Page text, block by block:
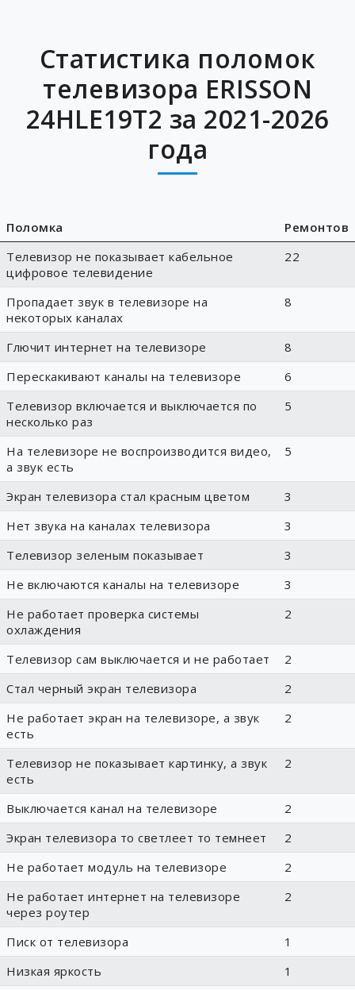
Статистика поломок
телевизора ERISSON
24HLE19T2 за 2021-2026
года
Поломка
Ремонтов
Телевизор не показывает кабельное
цифровое телевидение
22
Пропадает звук в телевизоре на
некоторых каналах
8
Глючит интернет на телевизоре
8
Перескакивают каналы на телевизоре
6
Телевизор включается и выключается по
несколько раз
5
На телевизоре не воспроизводится видео,
а звук есть
5
Экран телевизора стал красным цветом
3
Нет звука на каналах телевизора
3
Телевизор зеленым показывает
3
Не включаются каналы на телевизоре
3
Не работает проверка системы
охлаждения
2
Телевизор сам выключается и не работает
2
Стал черный экран телевизора
2
Не работает экран на телевизоре, а звук
есть
2
Телевизор не показывает картинку, а звук
есть
2
Выключается канал на телевизоре
2
Экран телевизора то светлеет то темнеет
2
Не работает модуль на телевизоре
2
Не работает интернет на телевизоре
через роутер
2
Писк от телевизора
1
Низкая яркость
1